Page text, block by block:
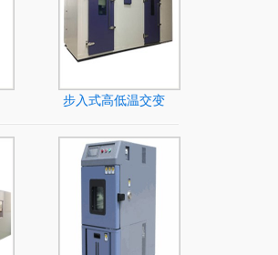
步入式高低温交变
湿热试验室